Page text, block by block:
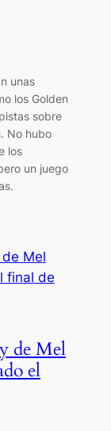
unas
los Golden
sobre
No hubo
los
un juego
de Mel
el